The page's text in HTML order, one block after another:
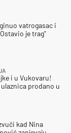
vatrogasac i
je trag"
i u Vukovaru!
prodano u
kad Nina